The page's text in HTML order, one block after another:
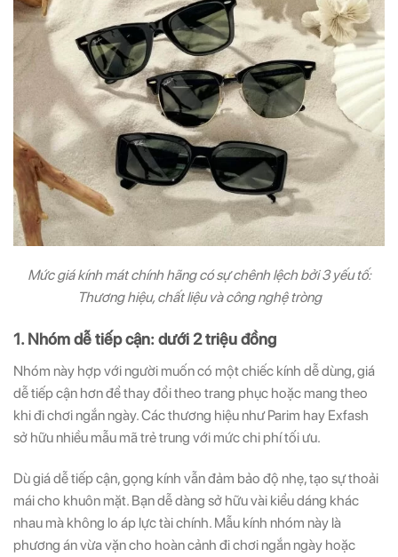
Mức giá kính mát chính hãng có sự chênh lệch bởi 3 yếu tố:
Thương hiệu, chất liệu và công nghệ tròng
1. Nhóm dễ tiếp cận: dưới 2 triệu đồng
Nhóm này hợp với người muốn có một chiếc kính dễ dùng, giá
dễ tiếp cận hơn để thay đổi theo trang phục hoặc mang theo
khi đi chơi ngắn ngày. Các thương hiệu như Parim hay Exfash
sở hữu nhiều mẫu mã trẻ trung với mức chi phí tối ưu.
Dù giá dễ tiếp cận, gọng kính vẫn đảm bảo độ nhẹ, tạo sự thoải
mái cho khuôn mặt. Bạn dễ dàng sở hữu vài kiểu dáng khác
nhau mà không lo áp lực tài chính. Mẫu kính nhóm này là
phương án vừa vặn cho hoàn cảnh đi chơi ngắn ngày hoặc